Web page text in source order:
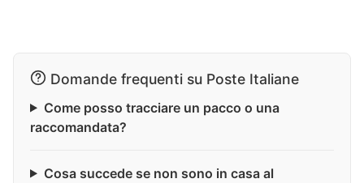
Domande frequenti su Poste Italiane
Come posso tracciare un pacco o una
raccomandata?
Cosa succede se non sono in casa al